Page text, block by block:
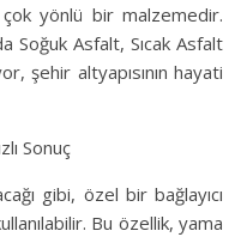
çok yönlü bir malzemedir.
Soğuk Asfalt, Sıcak Asfalt
şehir altyapısının hayati
Sonuç
gibi, özel bir bağlayıcı
Bu özellik, yama